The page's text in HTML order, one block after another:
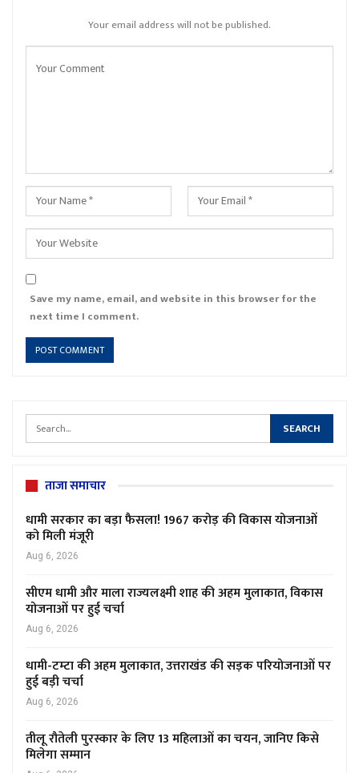
Your email address will not be published.
Save my name, email, and website in this browser for the
next time I comment.
ताजा समाचार
धामी सरकार का बड़ा फैसला! 1967 करोड़ की विकास योजनाओं
को मिली मंजूरी
Aug 6, 2026
सीएम धामी और माला राज्यलक्ष्मी शाह की अहम मुलाकात, विकास
योजनाओं पर हुई चर्चा
Aug 6, 2026
धामी-टम्टा की अहम मुलाकात, उत्तराखंड की सड़क परियोजनाओं पर
हुई बड़ी चर्चा
Aug 6, 2026
तीलू रौतेली पुरस्कार के लिए 13 महिलाओं का चयन, जानिए किसे
मिलेगा सम्मान